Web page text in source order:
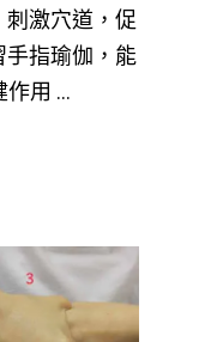
激穴道，促
手指瑜伽，能
作用 …